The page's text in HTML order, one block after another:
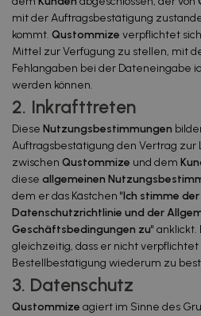
mit der Auftragsbestätigung
kommt. Qustommize verpflichtet
Mittel zur Verfügung zu stellen, mit
Fehlangaben bei der Dateneingabe
werden können.
2. Inkrafttreten
Diese Nutzungsbestimmungen
Auftragsbestätigung den Vertrag zur
zwischen Qustommize und dem
diese allgemeinen
dem er das Kästchen "Ich stimme
Datenschutzrichtlinie und der
Geschäftsbedingungen zu" anklickt.
gleichzeitig, dass er nicht verpflichtet
Bestellbestätigung wiederum zu
3. Datenschutz
Qustommize agiert im Sinne des